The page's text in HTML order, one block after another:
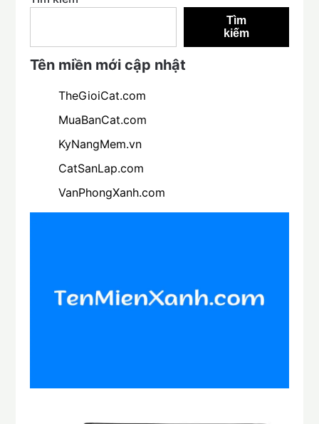
Tìm
kiếm
Tên miền mới cập nhật
TheGioiCat.com
MuaBanCat.com
KyNangMem.vn
CatSanLap.com
VanPhongXanh.com